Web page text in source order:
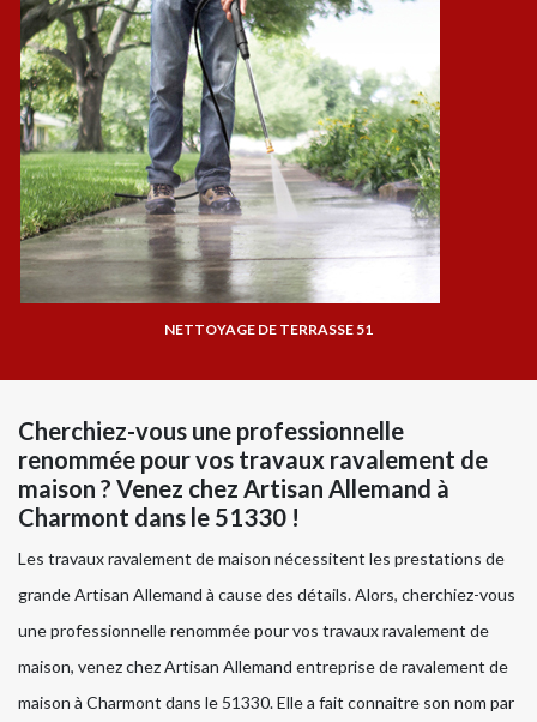
NETTOYAGE DE TERRASSE 51
Cherchiez-vous une professionnelle
renommée pour vos travaux ravalement de
maison ? Venez chez Artisan Allemand à
Charmont dans le 51330 !
Les travaux ravalement de maison nécessitent les prestations de
grande Artisan Allemand à cause des détails. Alors, cherchiez-vous
une professionnelle renommée pour vos travaux ravalement de
maison, venez chez Artisan Allemand entreprise de ravalement de
maison à Charmont dans le 51330. Elle a fait connaitre son nom par